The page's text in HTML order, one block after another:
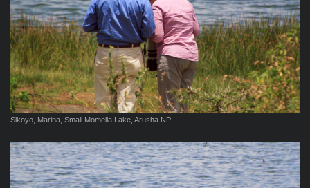
Sikoyo, Marina, Small Momella Lake, Arusha NP